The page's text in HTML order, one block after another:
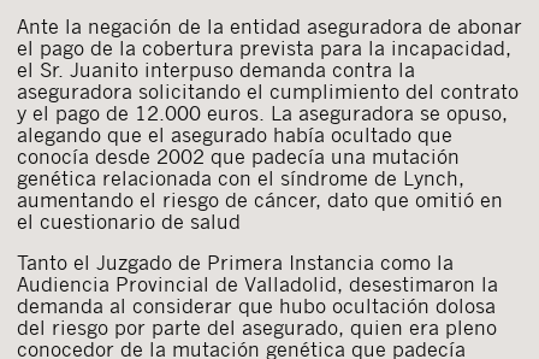
Ante la negación de la entidad aseguradora de abonar
el pago de la cobertura prevista para la incapacidad,
el Sr. Juanito interpuso demanda contra la
aseguradora solicitando el cumplimiento del contrato
y el pago de 12.000 euros. La aseguradora se opuso,
alegando que el asegurado había ocultado que
conocía desde 2002 que padecía una mutación
genética relacionada con el síndrome de Lynch,
aumentando el riesgo de cáncer, dato que omitió en
el cuestionario de salud
Tanto el Juzgado de Primera Instancia como la
Audiencia Provincial de Valladolid, desestimaron la
demanda al considerar que hubo ocultación dolosa
del riesgo por parte del asegurado, quien era pleno
conocedor de la mutación genética que padecía